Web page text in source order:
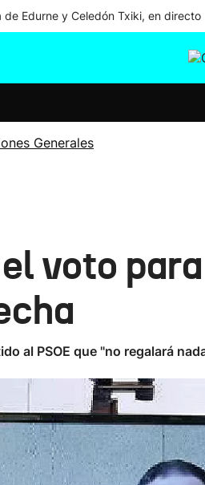
de Edurne y Celedón Txiki, en directo
Generales
voto
al PSOE que "no regalará